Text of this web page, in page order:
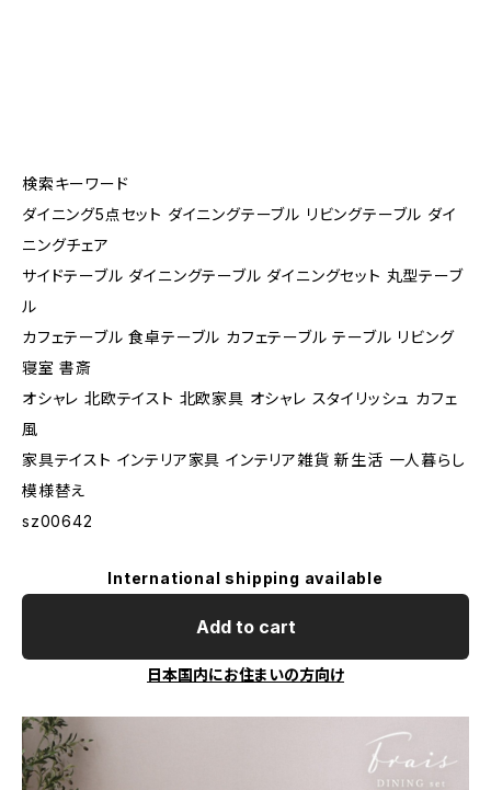
検索キーワード
ダイニング5点セット ダイニングテーブル リビングテーブル ダイ
ニングチェア
サイドテーブル ダイニングテーブル ダイニングセット 丸型テーブ
ル
カフェテーブル 食卓テーブル カフェテーブル テーブル リビング
寝室 書斎
オシャレ 北欧テイスト 北欧家具 オシャレ スタイリッシュ カフェ
風
家具テイスト インテリア家具 インテリア雑貨 新生活 一人暮らし
模様替え
sz00642
International shipping available
Add to cart
日本国内にお住まいの方向け